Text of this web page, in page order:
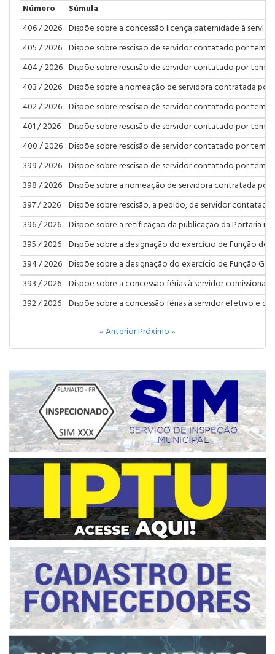
Número
Súmula
406 / 2026 Dispõe sobre a concessão licença paternidade à
405 / 2026 Dispõe sobre rescisão de servidor contatado por
404 / 2026 Dispõe sobre rescisão de servidor contatado por
403 / 2026 Dispõe sobre a nomeação de servidora contratada
402 / 2026 Dispõe sobre rescisão de servidor contatado por
401 / 2026 Dispõe sobre rescisão de servidor contatado por
400 / 2026 Dispõe sobre rescisão de servidor contatado por
399 / 2026 Dispõe sobre rescisão de servidor contatado por
398 / 2026 Dispõe sobre a nomeação de servidora contratada
397 / 2026 Dispõe sobre rescisão, a pedido, de servidor
396 / 2026 Dispõe sobre a retificação da publicação da Portaria
395 / 2026 Dispõe sobre a designação do exercício de Função de
394 / 2026 Dispõe sobre a designação do exercício de Função
393 / 2026 Dispõe sobre a concessão férias à servidor
392 / 2026 Dispõe sobre a concessão férias à servidor efetivo e
« AnteriorPróximo »